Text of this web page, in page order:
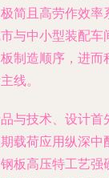
简且高劳作效率
与中小型装配车
制造顺序，进而
线。
与技术、设计首
载荷应用纵深中
板高压特工艺强